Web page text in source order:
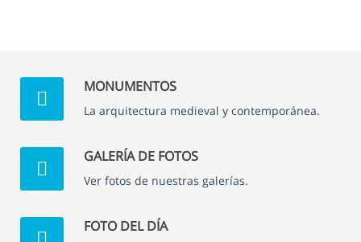
MONUMENTOS
La arquitectura medieval y contemporánea.
GALERÍA DE FOTOS
Ver fotos de nuestras galerías.
FOTO DEL DÍA